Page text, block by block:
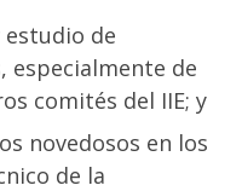
de
especialmente de
comités del IIE; y
novedosos en los
de la